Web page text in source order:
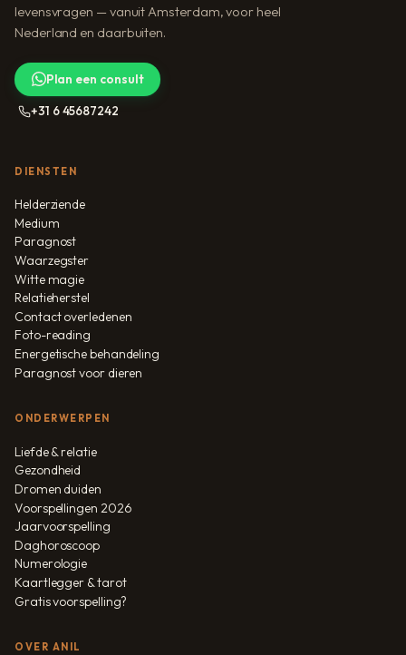
levensvragen — vanuit Amsterdam, voor heel
Nederland en daarbuiten.
Plan een consult
+31 6 45687242
DIENSTEN
Helderziende
Medium
Paragnost
Waarzegster
Witte magie
Relatieherstel
Contact overledenen
Foto-reading
Energetische behandeling
Paragnost voor dieren
ONDERWERPEN
Liefde & relatie
Gezondheid
Dromen duiden
Voorspellingen 2026
Jaarvoorspelling
Daghoroscoop
Numerologie
Kaartlegger & tarot
Gratis voorspelling?
OVER ANIL